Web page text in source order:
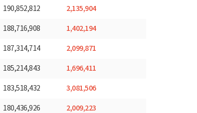
190,852,812 2,135,904
188,716,908 1,402,194
187,314,714 2,099,871
185,214,843 1,696,411
183,518,432 3,081,506
180,436,926 2,009,223